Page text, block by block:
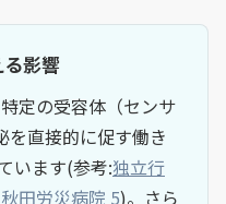
影響
定の受容体（センサ
を直接的に促す働き
います(参考:独立行
田労災病院 5)。さら